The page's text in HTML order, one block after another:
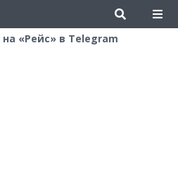
на «Рейс» в Telegram